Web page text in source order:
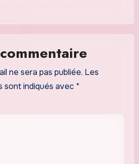
ne sera pas publiée. Les
sont indiqués avec *